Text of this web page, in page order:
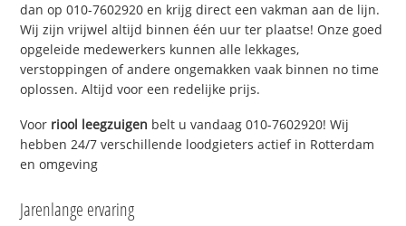
dan op 010-7602920 en krijg direct een vakman aan de lijn.
Wij zijn vrijwel altijd binnen één uur ter plaatse! Onze goed
opgeleide medewerkers kunnen alle lekkages,
verstoppingen of andere ongemakken vaak binnen no time
oplossen. Altijd voor een redelijke prijs.
Voor riool leegzuigen belt u vandaag 010-7602920! Wij
hebben 24/7 verschillende loodgieters actief in Rotterdam
en omgeving
Jarenlange ervaring